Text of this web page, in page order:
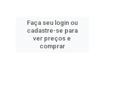
Faça seu login ou
cadastre-se para
ver preços e
comprar